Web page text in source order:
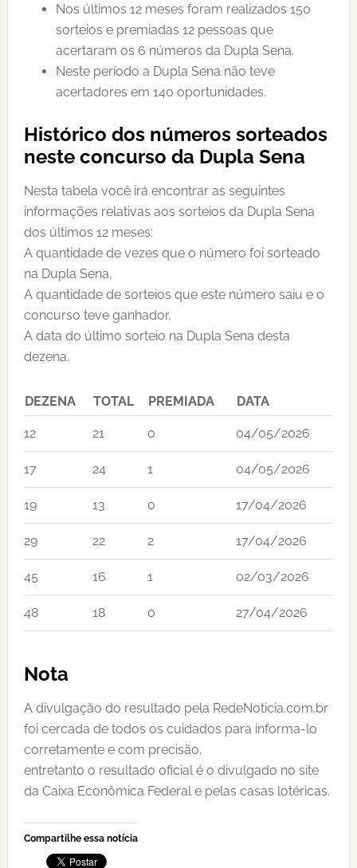
Nos últimos 12 meses foram realizados 150
sorteios e premiadas 12 pessoas que
acertaram os 6 números da Dupla Sena.
Neste período a Dupla Sena não teve
acertadores em 140 oportunidades.
Histórico dos números sorteados
neste concurso da Dupla Sena
Nesta tabela você irá encontrar as seguintes
informações relativas aos sorteios da Dupla Sena
dos últimos 12 meses:
A quantidade de vezes que o número foi sorteado
na Dupla Sena,
A quantidade de sorteios que este número saiu e o
concurso teve ganhador,
A data do último sorteio na Dupla Sena desta
dezena.
DEZENA TOTAL PREMIADA DATA
12 21 0 04/05/2026
17 24 1 04/05/2026
19 13 0 17/04/2026
29 22 2 17/04/2026
45 16 1 02/03/2026
48 18 0 27/04/2026
Nota
A divulgação do resultado pela RedeNoticia.com.br
foi cercada de todos os cuidados para informa-lo
corretamente e com precisão,
entretanto o resultado oficial é o divulgado no site
da Caixa Econômica Federal e pelas casas lotéricas.
Compartilhe essa notícia